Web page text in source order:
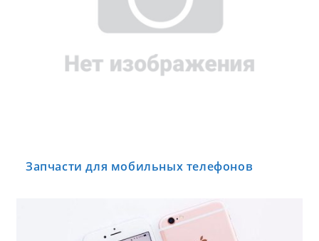
Запчасти для мобильных телефонов